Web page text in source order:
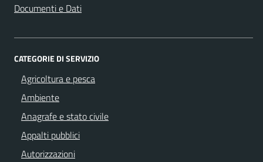
Documenti e Dati
CATEGORIE DI SERVIZIO
Agricoltura e pesca
Ambiente
Anagrafe e stato civile
Appalti pubblici
Autorizzazioni